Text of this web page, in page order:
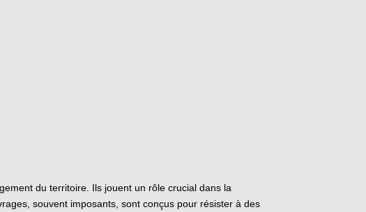
du territoire. Ils jouent un rôle crucial dans la
souvent imposants, sont conçus pour résister à des